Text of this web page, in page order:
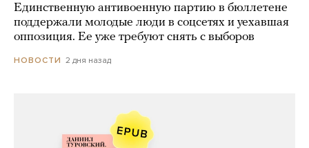
Единственную антивоенную партию в бюллетене
поддержали молодые люди в соцсетях и уехавшая
оппозиция. Ее уже требуют снять с выборов
НОВОСТИ 2 дня назад